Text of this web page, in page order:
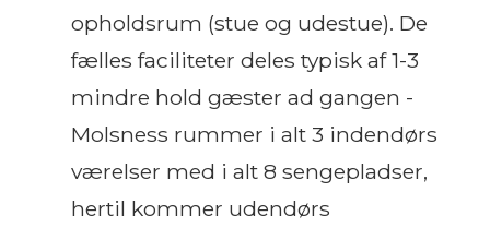
opholdsrum (stue og udestue). De
fælles faciliteter deles typisk af 1-3
mindre hold gæster ad gangen -
Molsness rummer i alt 3 indendørs
værelser med i alt 8 sengepladser,
hertil kommer udendørs